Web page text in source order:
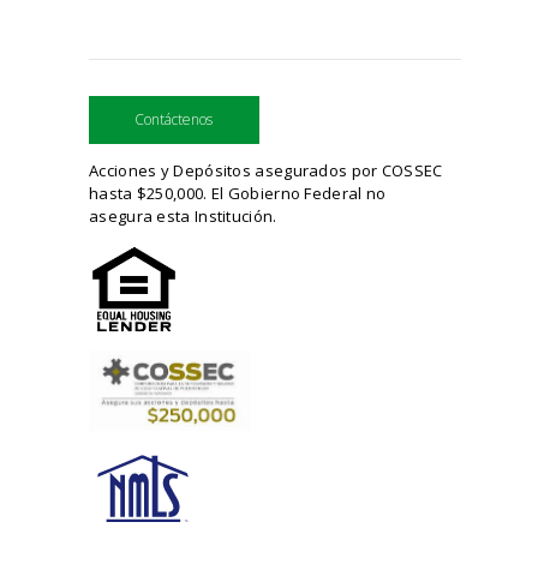
Contáctenos
Acciones y Depósitos asegurados por COSSEC
hasta $250,000. El Gobierno Federal no
asegura esta Institución.